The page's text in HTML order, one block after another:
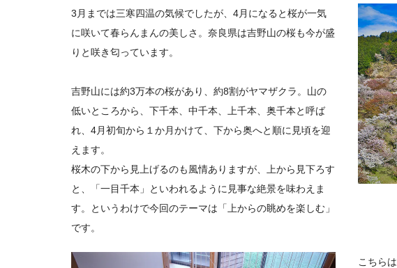
3月までは三寒四温の気候でしたが、4月になると桜が一気
に咲いて春らんまんの美しさ。奈良県は吉野山の桜も今が盛
りと咲き匂っています。
吉野山には約3万本の桜があり、約8割がヤマザクラ。山の
低いところから、下千本、中千本、上千本、奥千本と呼ば
れ、4月初旬から１か月かけて、下から奥へと順に見頃を迎
えます。
桜木の下から見上げるのも風情ありますが、上から見下ろす
と、「一目千本」といわれるように見事な絶景を味わえま
す。というわけで今回のテーマは「上からの眺めを楽しむ」
です。
こちら